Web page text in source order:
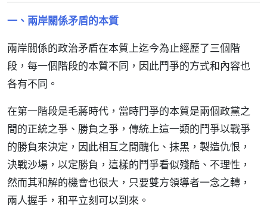
一、兩岸關係矛盾的本質
兩岸關係的政治矛盾在本質上迄今為止經歷了三個階
段，每一個階段的本質不同，因此鬥爭的方式和內容也
各有不同。
在第一階段是毛蔣時代，當時鬥爭的本質是兩個政黨之
間的正統之爭、勝負之爭，傳統上這一類的鬥爭以戰爭
的勝負來決定，因此相互之間醜化、抹黑，製造仇恨，
決戰沙場，以定勝負，這樣的鬥爭看似殘酷、不理性，
然而其和解的機會也很大，只要雙方領導者一念之轉，
兩人握手，和平立刻可以到來。